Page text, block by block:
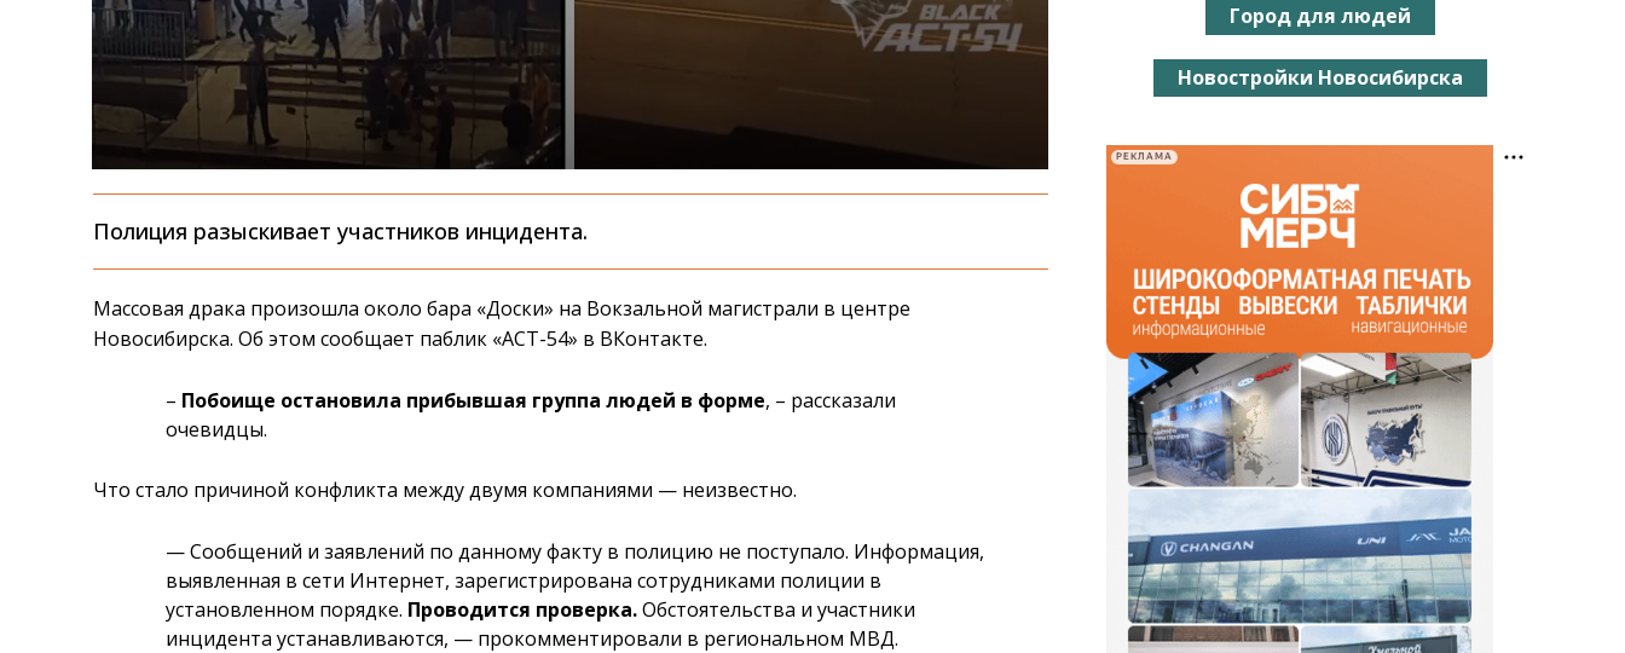
Полиция разыскивает участников инцидента.
Массовая драка произошла около бара «Доски» на Вокзальной магистрали в центре
Новосибирска. Об этом сообщает паблик «АСТ-54» в ВКонтакте.
– Побоище остановила прибывшая группа людей в форме, – рассказали
очевидцы.
Что стало причиной конфликта между двумя компаниями — неизвестно.
— Сообщений и заявлений по данному факту в полицию не поступало. Информация,
выявленная в сети Интернет, зарегистрирована сотрудниками полиции в
установленном порядке. Проводится проверка.Обстоятельства и участники
инцидента устанавливаются, — прокомментировали в региональном МВД.
Город для людей
Новостройки Новосибирска
РЕКЛАМА